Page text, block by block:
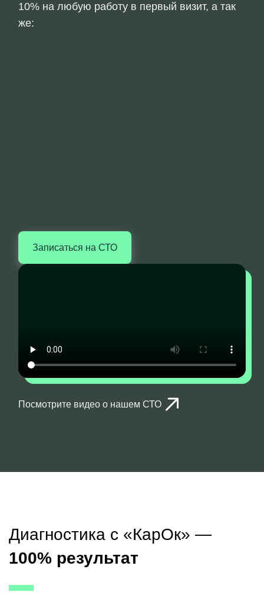
10% на любую работу в первый визит, а так
же:
Записаться на СТО
Посмотрите видео о нашем СТО
Диагностика с «КарОк» —
100% результат